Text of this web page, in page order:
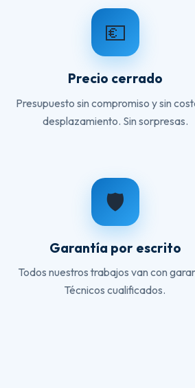
💶
Precio cerrado
Presupuesto sin compromiso y sin
desplazamiento. Sin sorpresas.
🛡️
Garantía por escrito
Todos nuestros trabajos van con
Técnicos cualificados.